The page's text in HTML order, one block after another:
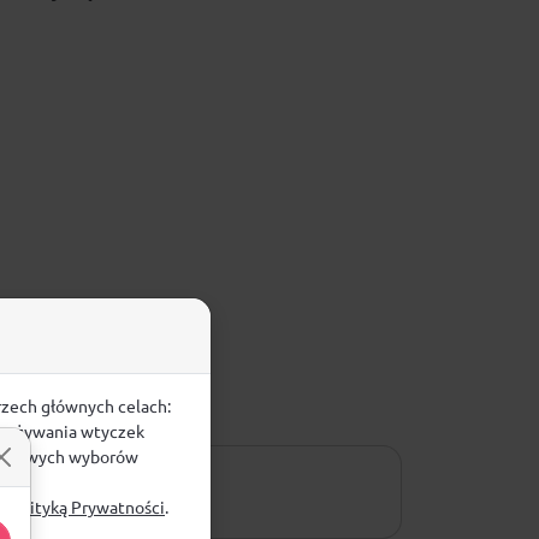
głównych celach:
używania wtyczek
wyborów
Polityką Prywatności.